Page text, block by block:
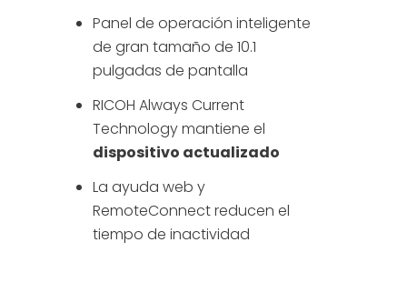
Panel de operación inteligente
de gran tamaño de 10.1
pulgadas de pantalla
RICOH Always Current
Technology mantiene el
dispositivo actualizado
La ayuda web y
RemoteConnect reducen el
tiempo de inactividad